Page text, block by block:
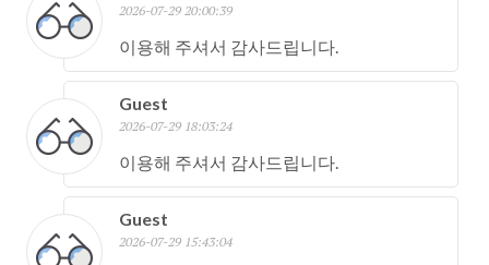
2026-07-29 20:00:39
이용해 주셔서 감사드립니다.
Guest
2026-07-29 18:03:24
이용해 주셔서 감사드립니다.
Guest
2026-07-29 15:43:04